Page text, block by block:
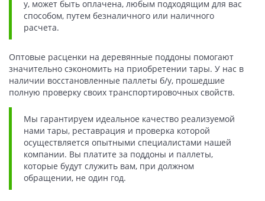
у, может быть оплачена, любым подходящим для вас
способом, путем безналичного или наличного
расчета.
Оптовые расценки на деревянные поддоны помогают
значительно сэкономить на приобретении тары. У нас в
наличии восстановленные паллеты б/у, прошедшие
полную проверку своих транспортировочных свойств.
Мы гарантируем идеальное качество реализуемой
нами тары, реставрация и проверка которой
осуществляется опытными специалистами нашей
компании. Вы платите за поддоны и паллеты,
которые будут служить вам, при должном
обращении, не один год.